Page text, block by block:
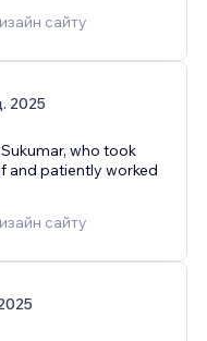
сайту
2025
who took
and patiently worked
сайту